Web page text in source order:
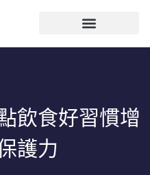
飲食好習慣增
護力